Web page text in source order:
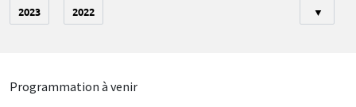
2023 2022 ▼
Programmation à venir